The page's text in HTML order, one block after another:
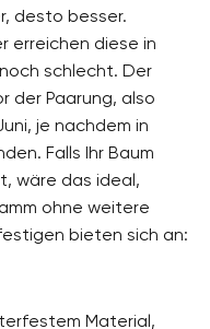
desto besser.
erreichen diese in
schlecht. Der
der Paarung, also
je nachdem in
Falls Ihr Baum
wäre das ideal,
ohne weitere
bieten sich an:
Material,